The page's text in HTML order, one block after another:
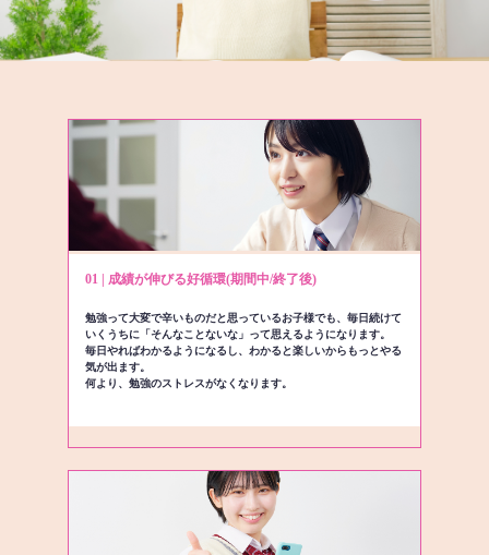
01 | 成績が伸びる好循環(期間中/終了後)
勉強って大変で辛いものだと思っているお子様でも、毎日続けて
いくうちに「そんなことないな」って思えるようになります。
毎日やればわかるようになるし、わかると楽しいからもっとやる
気が出ます。
何より、勉強のストレスがなくなります。